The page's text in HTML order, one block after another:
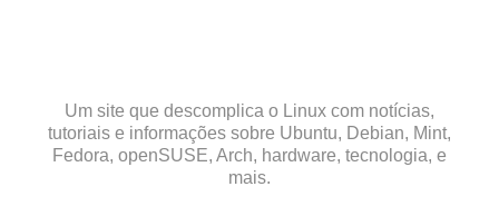
Um site que descomplica o Linux com notícias,
tutoriais e informações sobre Ubuntu, Debian, Mint,
Fedora, openSUSE, Arch, hardware, tecnologia, e
mais.